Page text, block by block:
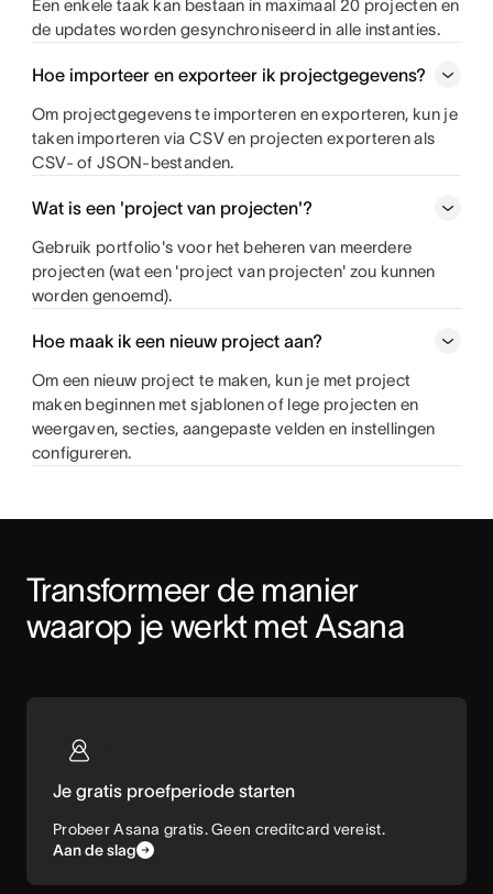
Een enkele taak kan bestaan in maximaal 20 projecten en
de updates worden gesynchroniseerd in alle instanties.
Hoe importeer en exporteer ik projectgegevens?
Om projectgegevens te importeren en exporteren, kun je
taken importeren via CSV en projecten exporteren als
CSV- of JSON-bestanden.
Wat is een 'project van projecten'?
Gebruik portfolio's voor het beheren van meerdere
projecten (wat een 'project van projecten' zou kunnen
worden genoemd).
Hoe maak ik een nieuw project aan?
Om een nieuw project te maken, kun je met project
maken beginnen met sjablonen of lege projecten en
weergaven, secties, aangepaste velden en instellingen
configureren.
Transformeer de manier
waarop je werkt met Asana
Je gratis proefperiode starten
Probeer Asana gratis. Geen creditcard vereist.
Aan de slag